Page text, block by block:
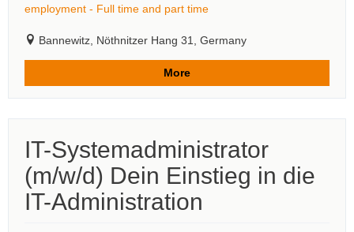
employment - Full time and part time
Bannewitz, Nöthnitzer Hang 31, Germany
More
IT-Systemadministrator
(m/w/d) Dein Einstieg in die
IT-Administration